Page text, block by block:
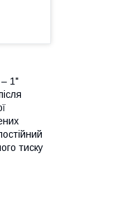
1"
тиску